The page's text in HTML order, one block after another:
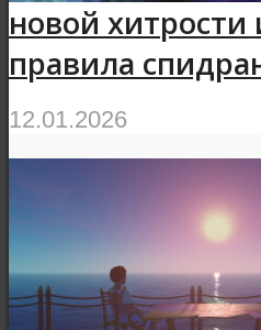
новой
правила
12.01.2026